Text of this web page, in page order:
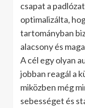
csapat a
optimalizálta,
tartományban
alacsony és
A cél egy olyan
jobban reagál a
miközben még
sebességet és